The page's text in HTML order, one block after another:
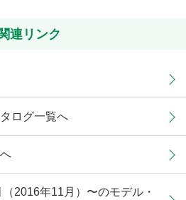
連リンク
ログ一覧へ
2016年11月）〜のモデル・